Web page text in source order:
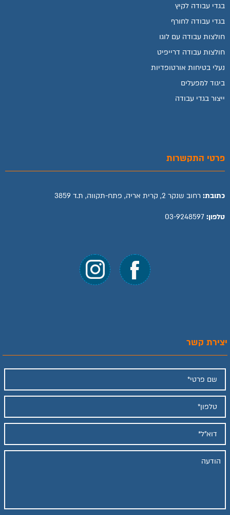
בגדי עבודה לקיץ
בגדי עבודה לחורף
חולצות עבודה עם לוגו
חולצות עבודה דרייפיט
נעלי בטיחות אורטופדיות
ביגוד למפעלים
ייצור בגדי עבודה
פרטי התקשרות
כתובת: רחוב שנקר 2, קרית אריה, פתח-תקווה, ת.ד 3859
טלפון: 03-9248597
יצירת קשר